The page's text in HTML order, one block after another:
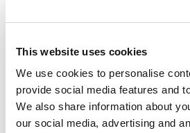
This website uses cookies
We use cookies to personalise
provide social media features and
We also share information about
our social media, advertising and
KatamaranBali
Grčija, Lavrion
Lavrion Main Port
Bareboat charter